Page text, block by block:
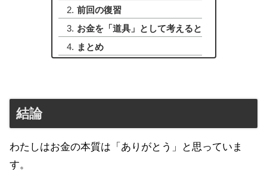
前回の復習
お金を「道具」として考えると
まとめ
結論
わたしはお金の本質は「ありがとう」と思っていま
す。